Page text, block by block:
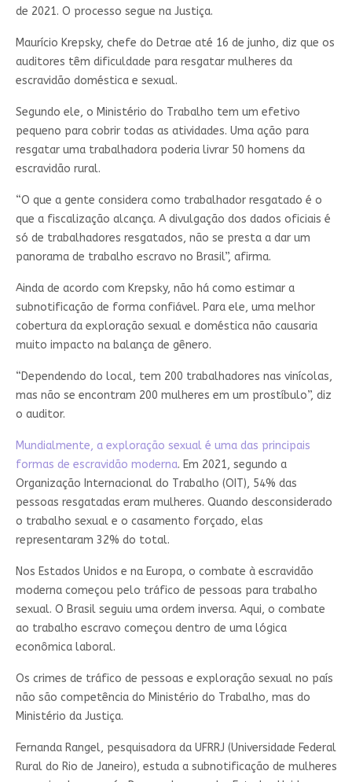
de 2021. O processo segue na Justiça.
Maurício Krepsky, chefe do Detrae até 16 de junho, diz que os
auditores têm dificuldade para resgatar mulheres da
escravidão doméstica e sexual.
Segundo ele, o Ministério do Trabalho tem um efetivo
pequeno para cobrir todas as atividades. Uma ação para
resgatar uma trabalhadora poderia livrar 50 homens da
escravidão rural.
“O que a gente considera como trabalhador resgatado é o
que a fiscalização alcança. A divulgação dos dados oficiais é
só de trabalhadores resgatados, não se presta a dar um
panorama de trabalho escravo no Brasil”, afirma.
Ainda de acordo com Krepsky, não há como estimar a
subnotificação de forma confiável. Para ele, uma melhor
cobertura da exploração sexual e doméstica não causaria
muito impacto na balança de gênero.
“Dependendo do local, tem 200 trabalhadores nas vinícolas,
mas não se encontram 200 mulheres em um prostíbulo”, diz
o auditor.
Mundialmente, a exploração sexual é uma das principais
formas de escravidão moderna. Em 2021, segundo a
Organização Internacional do Trabalho (OIT), 54% das
pessoas resgatadas eram mulheres. Quando desconsiderado
o trabalho sexual e o casamento forçado, elas
representaram 32% do total.
Nos Estados Unidos e na Europa, o combate à escravidão
moderna começou pelo tráfico de pessoas para trabalho
sexual. O Brasil seguiu uma ordem inversa. Aqui, o combate
ao trabalho escravo começou dentro de uma lógica
econômica laboral.
Os crimes de tráfico de pessoas e exploração sexual no país
não são competência do Ministério do Trabalho, mas do
Ministério da Justiça.
Fernanda Rangel, pesquisadora da UFRRJ (Universidade Federal
Rural do Rio de Janeiro), estuda a subnotificação de mulheres